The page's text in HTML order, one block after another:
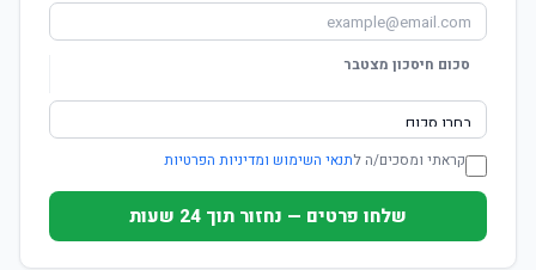
סכום חיסכון מצטבר
קראתי ומסכים/ה לתנאי השימוש ומדיניות הפרטיות
שלחו פרטים — נחזור תוך 24 שעות